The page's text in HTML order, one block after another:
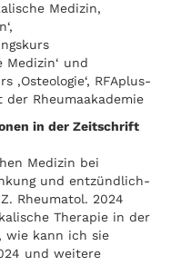
Medizin,
Medizin‘ und
‚Osteologie‘, RFAplus-
Rheumaakademie
in der Zeitschrift
Medizin bei
und entzündlich-
Rheumatol. 2024
Therapie in der
wie kann ich sie
und weitere